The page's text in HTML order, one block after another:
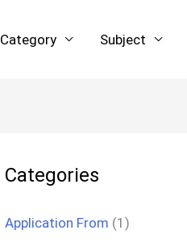
Category Subject
Categories
Application From (1)